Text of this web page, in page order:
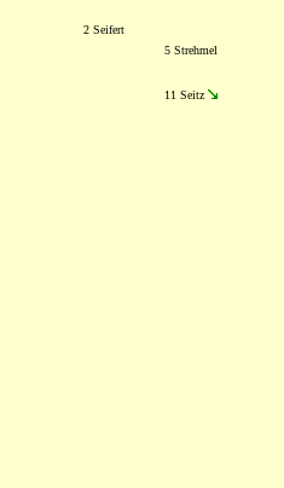
2 Seifert
5 Strehmel
11 Seitz